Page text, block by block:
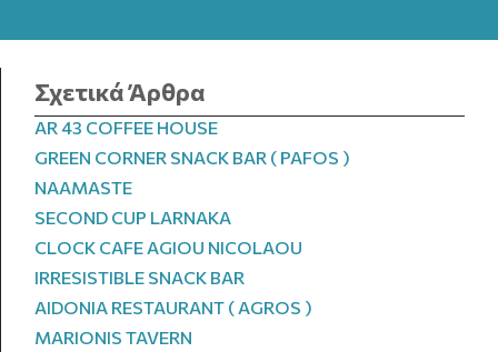
Σχετικά Άρθρα
AR 43 COFFEE HOUSE
GREEN CORNER SNACK BAR ( PAFOS )
NAAMASTE
SECOND CUP LARNAKA
CLOCK CAFE AGIOU NICOLAOU
IRRESISTIBLE SNACK BAR
AIDONIA RESTAURANT ( AGROS )
MARIONIS TAVERN